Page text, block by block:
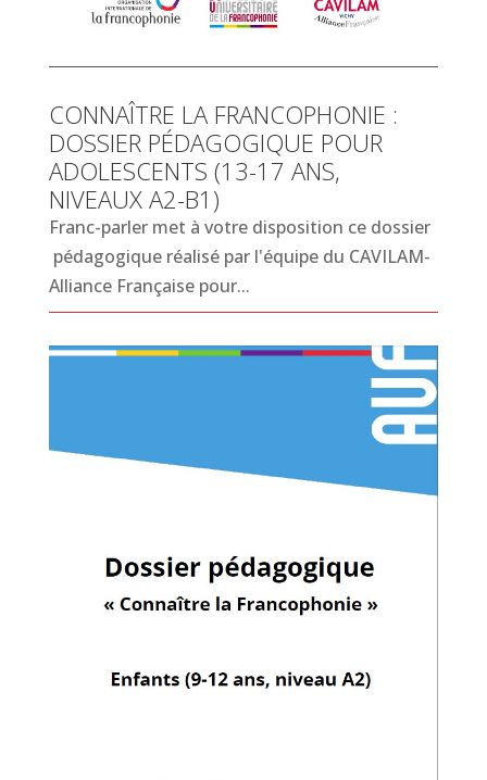
CONNAÎTRE LA FRANCOPHONIE :
DOSSIER PÉDAGOGIQUE POUR
ADOLESCENTS (13-17 ANS,
NIVEAUX A2-B1)
Franc-parler met à votre disposition ce dossier
pédagogique réalisé par l'équipe du CAVILAM-
Alliance Française pour...